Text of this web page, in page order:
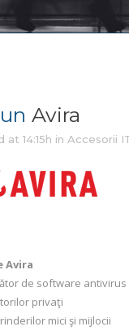
Avira
at 14:15h in Accesorii
Avira
de software
privaţi
mici şi mijlocii